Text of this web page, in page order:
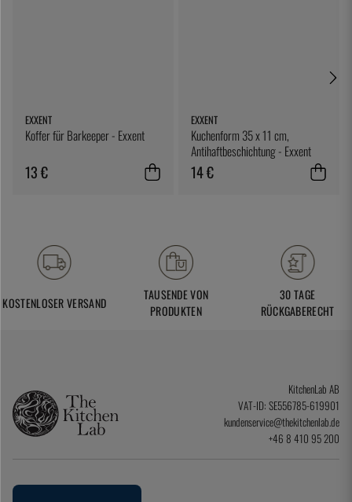
EXXENT
Koffer für Barkeeper - Exxent
13 €
EXXENT
Kuchenform 35 x 11 cm,
Antihaftbeschichtung - Exxent
14 €
KOSTENLOSER VERSAND
TAUSENDE VON
PRODUKTEN
30 TAGE
RÜCKGABERECHT
KitchenLab AB
VAT-ID: SE556785-619901
kundenservice@thekitchenlab.de
+46 8 410 95 200